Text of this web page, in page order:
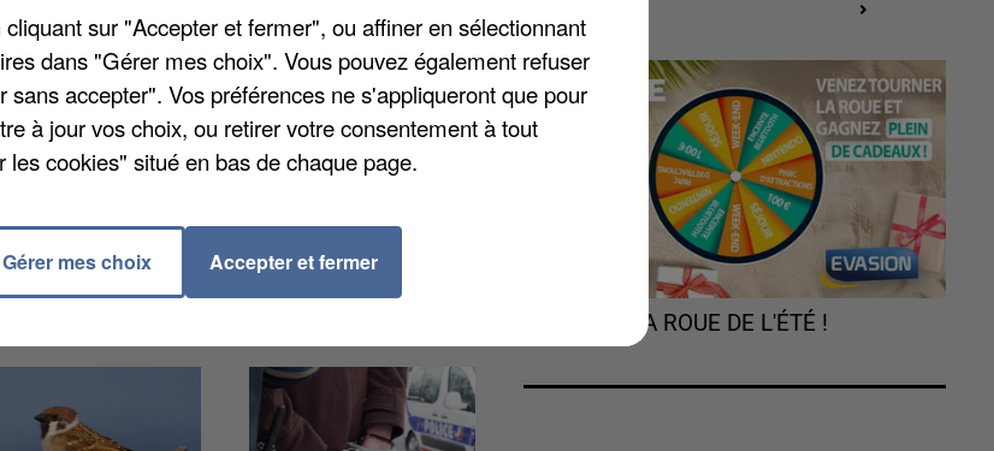
par le préfet aura lieu au monument aux
et les élus départementaux qui
ou se recueillir à un autre moment de la
pourront organiser un dépôt de gerbe, dans
ne sera ouverte au public mais les
aux couleurs nationales.
TOURNEZ LA ROUE DE L'ÉTÉ !
sur "Accepter et fermer", ou affiner en sélectionnant
dans "Gérer mes choix". Vous pouvez également refuser
sans accepter". Vos préférences ne s'appliqueront que pour
à jour vos choix, ou retirer votre consentement à tout
cookies" situé en bas de chaque page.
Gérer mes choix Accepter et fermer